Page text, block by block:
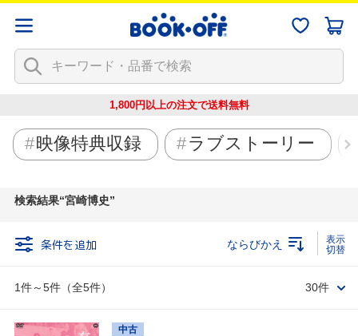
1,800円以上の注文で送料無料
映像特典収録 ラブストーリー
検索結果 宮崎博史
条件を追加
1件～5件（全5件）
ならびかえ
30件
中古